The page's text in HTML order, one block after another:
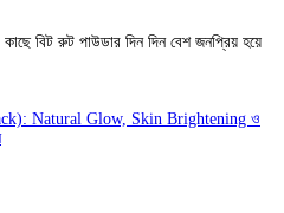
বিট রুট পাউডার দিন দিন বেশ জনপ্রিয় হয়ে